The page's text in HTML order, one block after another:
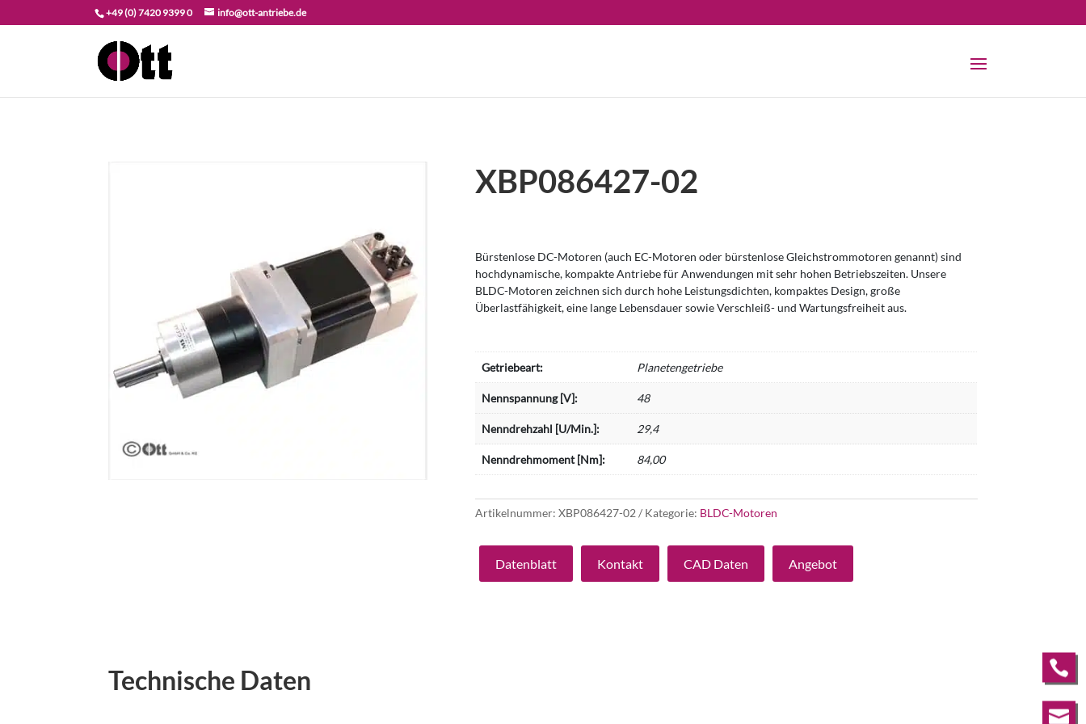
+49 (0) 7420 9399 0 info@ott-antriebe.de
XBP086427-02
Bürstenlose DC-Motoren (auch EC-Motoren oder bürstenlose Gleichstrommotoren genannt) sind
hochdynamische, kompakte Antriebe für Anwendungen mit sehr hohen Betriebszeiten. Unsere
BLDC-Motoren zeichnen sich durch hohe Leistungsdichten, kompaktes Design, große
Überlastfähigkeit, eine lange Lebensdauer sowie Verschleiß- und Wartungsfreiheit aus.
Getriebeart: Planetengetriebe
Nennspannung [V]: 48
Nenndrehzahl [U/Min.]: 29,4
Nenndrehmoment [Nm]: 84,00
Artikelnummer:XBP086427-02 Kategorie: BLDC-Motoren
Datenblatt Kontakt CAD Daten Angebot
Technische Daten 
